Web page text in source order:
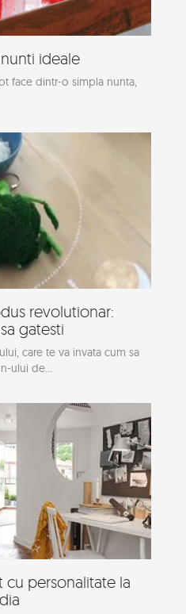
ideale
face dintr-o simpla nunta,
revolutionar:
gatesti
care te va invata cum sa
ului de...
personalitate la